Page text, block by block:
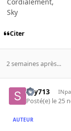
Sky
Citer
2 semaines après...
sky713
Posté(e) le 25
AUTEUR